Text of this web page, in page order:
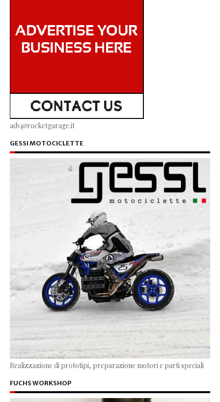
adv@rocketgarage.it
GESSI MOTOCICLETTE
Realizzazione di prototipi, preparazione motori e parti speciali
FUCHS WORKSHOP